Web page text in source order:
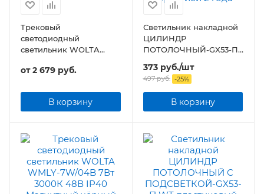
Трековый
светодиодный
светильник WOLTA
IP40 Магнитный
от2 679 руб.
В корзину
Светильник накладной
ЦИЛИНДР
ПОТОЛОЧНЫЙ-GX53-П
WT пластик под лампу
GX53 230B белый IP20
373руб./шт
497руб. -25%
В корзину